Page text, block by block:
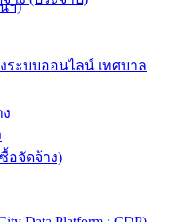
ระบบออนไลน์ เทศบาล
ฯ)
อจัดจ้าง)
ศิลา จังหวัดชลบุรี |